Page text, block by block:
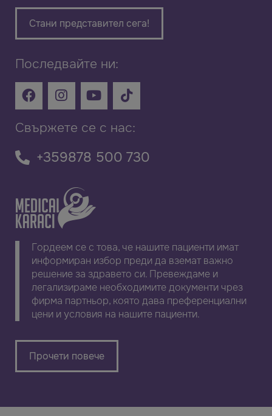
Стани представител сега!
Последвайте ни:
Свържете се с нас:
+359878 500 730
Гордеем се с това, че нашите пациенти имат
информиран избор преди да вземат важно
решение за здравето си. Превеждаме и
легализираме необходимите документи чрез
фирма партньор, която дава преференциални
цени и условия на нашите пациенти.
Прочети повече